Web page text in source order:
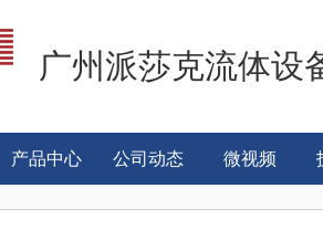
广州派莎克流体设
产品中心 公司动态 微视频